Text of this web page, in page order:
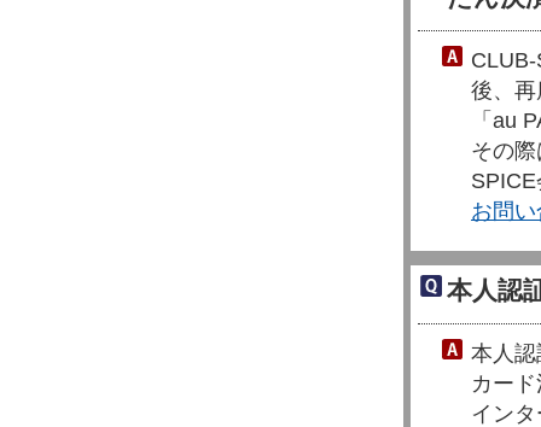
後、
「au
その
お問
本人認
本人
カー
イン